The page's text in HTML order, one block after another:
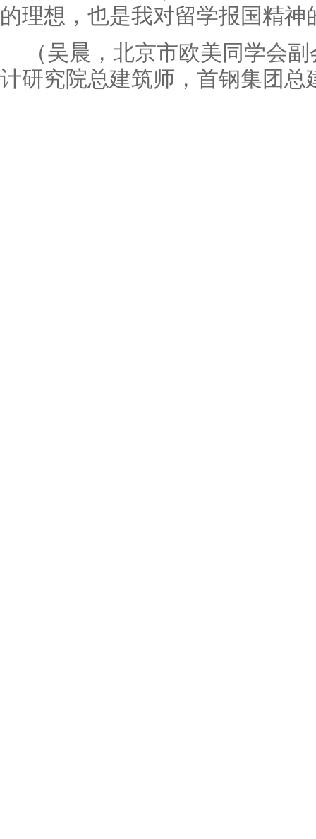
的理想，也是我对留学报国精神
（吴晨，北京市欧美同学会
计研究院总建筑师，首钢集团总